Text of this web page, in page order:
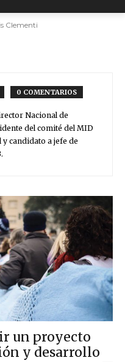
Clementi
0 COMENTARIOS
Nacional de
del comité del MID
y candidato a jefe de
un proyecto
y desarrollo